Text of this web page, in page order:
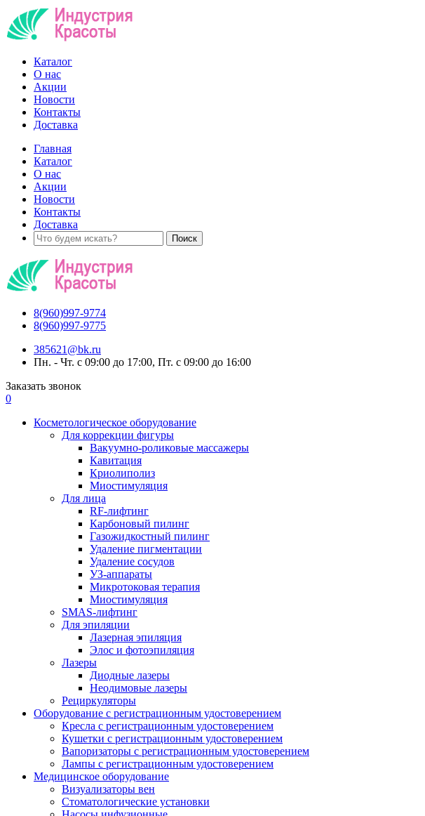
Каталог
О нас
Акции
Новости
Контакты
Доставка
Главная
Каталог
О нас
Акции
Новости
Контакты
Доставка
8(960)997-9774
8(960)997-9775
385621@bk.ru
Пн. - Чт. с 09:00 до 17:00, Пт. с 09:00 до 16:00
Заказать звонок
0
Косметологическое оборудование
Для коррекции фигуры
Вакуумно-роликовые массажеры
Кавитация
Криолиполиз
Миостимуляция
Для лица
RF-лифтинг
Карбоновый пилинг
Газожидкостный пилинг
Удаление пигментации
Удаление сосудов
УЗ-аппараты
Микротоковая терапия
Миостимуляция
SMAS-лифтинг
Для эпиляции
Лазерная эпиляция
Элос и фотоэпиляция
Лазеры
Диодные лазеры
Неодимовые лазеры
Рециркуляторы
Оборудование с регистрационным удостоверением
Кресла с регистрационным удостоверением
Кушетки с регистрационным удостоверением
Вапоризаторы с регистрационным удостоверением
Лампы с регистрационным удостоверением
Медицинское оборудование
Визуализаторы вен
Стоматологические установки